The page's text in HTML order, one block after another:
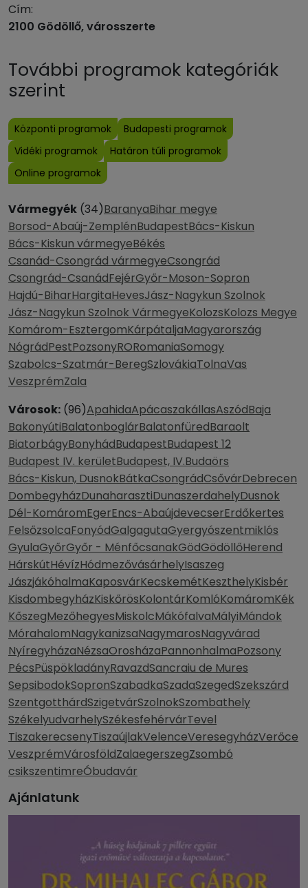
Cím:
2100 Gödöllő, városszerte
További programok kategóriák
szerint
Központi programok
Budapesti programok
Vidéki programok
Határon túli programok
Online programok
Vármegyék (34)BaranyaBihar megye
Borsod-Abaúj-ZemplénBudapestBács-Kiskun
Bács-Kiskun vármegyeBékés
Csanád-Csongrád vármegyeCsongrád
Csongrád-CsanádFejérGyőr-Moson-Sopron
Hajdú-BiharHargitaHevesJász-Nagykun Szolnok
Jász-Nagykun Szolnok VármegyeKolozsKolozs Megye
Komárom-EsztergomKárpátaljaMagyarország
NógrádPestPozsonyRORomaniaSomogy
Szabolcs-Szatmár-BeregSzlovákiaTolnaVas
VeszprémZala
Városok: (96)ApahidaApácaszakállasAszódBaja
BakonyútiBalatonboglárBalatonfüredBaraolt
BiatorbágyBonyhádBudapestBudapest 12
Budapest IV. kerületBudapest, IV.Budaörs
Bács-Kiskun, DusnokBátkaCsongrádCsővárDebrecen
DombegyházDunaharasztiDunaszerdahelyDusnok
Dél-KomáromEgerEncs-AbaújdevecserErdőkertes
FelsőzsolcaFonyódGalgagutaGyergyószentmiklós
GyulaGyőrGyőr - MénfőcsanakGödGödöllőHerend
HárskútHévízHódmezővásárhelyIsaszeg
JászjákóhalmaKaposvárKecskemétKeszthelyKisbér
KisdombegyházKiskőrösKolontárKomlóKomáromKék
KőszegMezőhegyesMiskolcMákófalvaMályiMándok
MórahalomNagykanizsaNagymarosNagyvárad
NyíregyházaNézsaOrosházaPannonhalmaPozsony
PécsPüspökladányRavazdSancraiu de Mures
SepsibodokSopronSzabadkaSzadaSzegedSzekszárd
SzentgotthárdSzigetvárSzolnokSzombathely
SzékelyudvarhelySzékesfehérvárTevel
TiszakerecsenyTiszaújlakVelenceVeresegyházVerőce
VeszprémVárosföldZalaegerszegZsombó
csikszentimreÓbudavár
Ajánlatunk